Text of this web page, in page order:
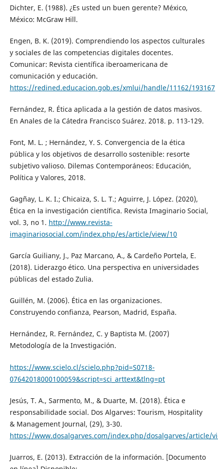
Dichter, E. (1988). ¿Es usted un buen gerente? México,
México: McGraw Hill.
Engen, B. K. (2019). Comprendiendo los aspectos culturales
y sociales de las competencias digitales docentes.
Comunicar: Revista científica iberoamericana de
comunicación y educación.
https://redined.educacion.gob.es/xmlui/handle/11162/193167
Fernández, R. Ética aplicada a la gestión de datos masivos.
En Anales de la Cátedra Francisco Suárez. 2018. p. 113-129.
Font, M. L. ; Hernández, Y. S. Convergencia de la ética
pública y los objetivos de desarrollo sostenible: resorte
subjetivo valioso. Dilemas Contemporáneos: Educación,
Política y Valores, 2018.
Gagñay, L. K. I.; Chicaiza, S. L. T.; Aguirre, J. López. (2020),
Ética en la investigación científica. Revista Imaginario Social,
vol. 3, no 1. http://www.revista-
imaginariosocial.com/index.php/es/article/view/10
García Guiliany, J., Paz Marcano, A., & Cardeño Portela, E.
(2018). Liderazgo ético. Una perspectiva en universidades
públicas del estado Zulia.
Guillén, M. (2006). Ética en las organizaciones.
Construyendo confianza, Pearson, Madrid, España.
Hernández, R. Fernández, C. y Baptista M. (2007)
Metodología de la Investigación.
https://www.scielo.cl/scielo.php?pid=S0718-
07642018000100059&script=sci_arttext&tlng=pt
Jesús, T. A., Sarmento, M., & Duarte, M. (2018). Ética e
responsabilidade social. Dos Algarves: Tourism, Hospitality
& Management Journal, (29), 3-30.
https://www.dosalgarves.com/index.php/dosalgarves/article/
Juarros, E. (2013). Extracción de la información. [Documento